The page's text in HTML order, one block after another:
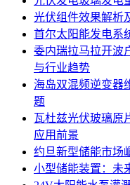
光伏组件效果解析
首尔太阳能发电系
委内瑞拉马拉开波
与行业趋势
海岛双混频逆变器
题
瓦杜兹光伏玻璃原
应用前景
约旦新型储能市场
小型储能装置：未